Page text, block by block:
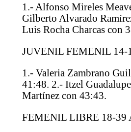
1.- Alfonso Mireles
Gilberto Alvarado
Luis Rocha Charcas con
JUVENIL FEMENIL 14-
1.- Valeria Zambrano
41:48. 2.- Itzel
Martínez con 43:43.
FEMENIL LIBRE 18-39